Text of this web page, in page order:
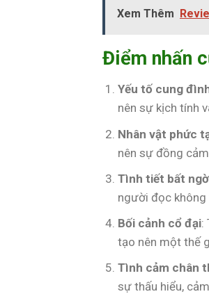
Xem Thêm
Điểm nhấn
Yếu tố cung
nên sự kịch tính
Nhân vật phức
nên sự đồng
Tình tiết bất ngờ
người đọc không
Bối cảnh cổ đại:
tạo nên một thế
Tình cảm chân
sự thấu hiểu,